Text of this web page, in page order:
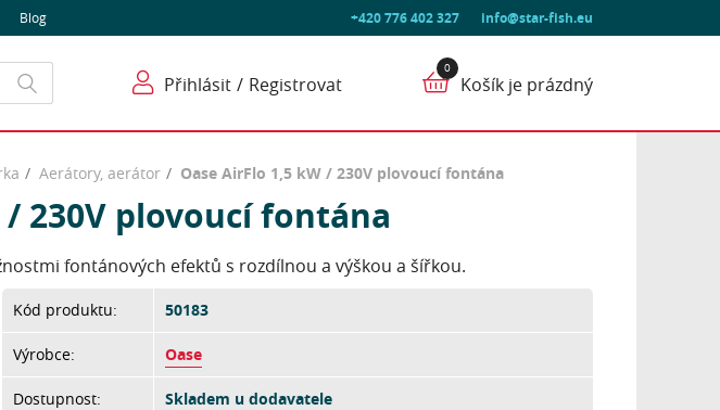
+420 776 402 327 info@star-fish.eu
Blog
Přihlásit Registrovat Košík je prázdný
Aerátory, aerátor Oase AirFlo 1,5 kW / 230V plovoucí fontána
/ 230V plovoucí fontána
fontánových efektů s rozdílnou a výškou a šířkou.
Kód produktu: 50183
Výrobce: Oase
Dostupnost: Skladem u dodavatele